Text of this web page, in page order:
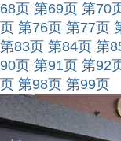
68页 第69页 第70
页 第76页 第77页
第83页 第84页 第
90页 第91页 第92
页 第98页 第99页